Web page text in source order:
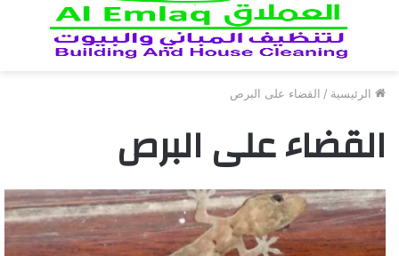
الرئيسية / القضاء على البرص
القضاء على البرص